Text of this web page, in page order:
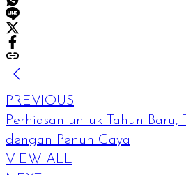
PREVIOUS
Perhiasan untuk Tahun Baru,
dengan Penuh Gaya
VIEW ALL